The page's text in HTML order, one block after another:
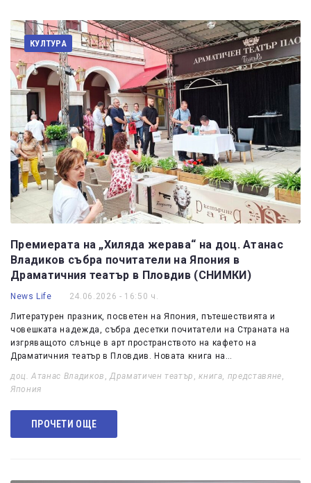
КУЛТУРА
Премиерата на „Хиляда жерава“ на доц. Атанас
Владиков събра почитатели на Япония в
Драматичния театър в Пловдив (СНИМКИ)
News Life 24.06.2026 - 16:50 ч.
Литературен празник, посветен на Япония, пътешествията и
човешката надежда, събра десетки почитатели на Страната на
изгряващото слънце в арт пространството на кафето на
Драматичния театър в Пловдив. Новата книга на…
доц. Атанас Владиков ,Драматичен театър ,книга, представяне,
Япония
ПРОЧЕТИ ОЩЕ